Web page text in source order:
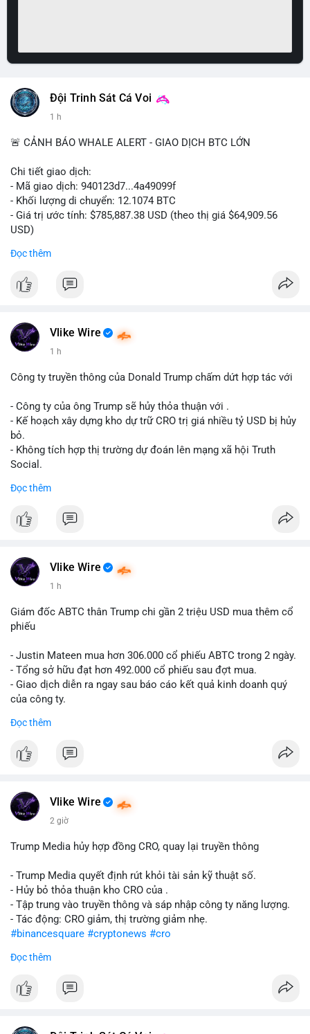
Đội Trinh Sát Cá Voi
1 h
🚨 CẢNH BÁO WHALE ALERT - GIAO DỊCH BTC LỚN
Chi tiết giao dịch:
- Mã giao dịch: 940123d7...4a49099f
- Khối lượng di chuyển: 12.1074 BTC
- Giá trị ước tính: $785,887.38 USD (theo thị giá $64,909.56
USD)
Khối lượng 12.1 BTC tương đương gần 786 nghìn USD được di
Động thái này có thể là bước chuẩn bị thanh khoản để bán ra,
hoặc tái phân bổ tài sản giữa các ví nóng nhằm tối ưu phí giao
thấy cá voi đang thăm dò thanh khoản thị trường trước khi có
Lời khuyên cho nhà đầu tư nhỏ lẻ: Theo dõi xác nhận giao dịch
và dòng tiền tiếp theo từ ví nguồn. Khối lượng này chưa đủ tạo
áp lực bán mạnh, nhưng nếu xuất hiện thêm 2-3 giao dịch
tương tự trong 24 giờ tới, khả năng cao là sóng điều chỉnh
ở vùng giá hiện tại.
#12dot1btc #786kusd
Đọc thêm
Vlike Wire
1 h
Công ty truyền thông của Donald Trump chấm dứt hợp tác với
- Công ty của ông Trump sẽ hủy thỏa thuận với .
- Kế hoạch xây dựng kho dự trữ CRO trị giá nhiều tỷ USD bị hủy
bỏ.
- Không tích hợp thị trường dự đoán lên mạng xã hội Truth
Social.
#binancesquare
$cro
📰 Nguồn: Cointelegraph
Đọc thêm
Vlike Wire
1 h
Giám đốc ABTC thân Trump chi gần 2 triệu USD mua thêm cổ
phiếu
- Justin Mateen mua hơn 306.000 cổ phiếu ABTC trong 2 ngày.
- Tổng sở hữu đạt hơn 492.000 cổ phiếu sau đợt mua.
- Giao dịch diễn ra ngay sau báo cáo kết quả kinh doanh quý
của công ty.
#abtc #cryptonews
$btc $eth
📰 Nguồn: CoinDesk
Đọc thêm
Vlike Wire
2 giờ
Trump Media hủy hợp đồng CRO, quay lại truyền thông
- Trump Media quyết định rút khỏi tài sản kỹ thuật số.
- Hủy bỏ thỏa thuận kho CRO của .
- Tập trung vào truyền thông và sáp nhập công ty năng lượng.
- Tác động: CRO giảm, thị trường giảm nhẹ.
#binancesquare #cryptonews #cro
$cro
#vlikevn #titanbot
Đọc thêm